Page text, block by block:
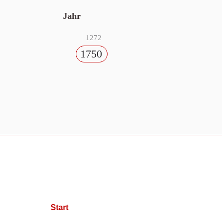
Jahr
1272
1750
Start